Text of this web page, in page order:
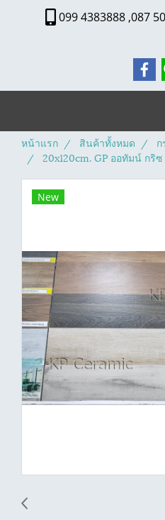
099 4383888 ,087
หน้าแรก สินค้าทั้งหมด
20x120cm. GP ออทัมน์ กริ
New